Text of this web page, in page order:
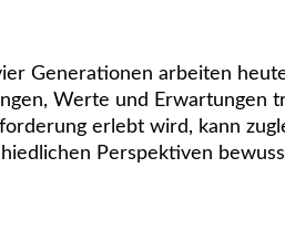
Generationen arbeiten
Werte und Erwartungen
erlebt wird, kann
Perspektiven